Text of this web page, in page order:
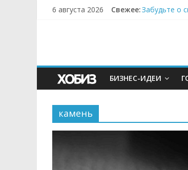
6 августа 2026 Свежее:Забудьте о
БИЗНЕС-ИДЕИ
камень